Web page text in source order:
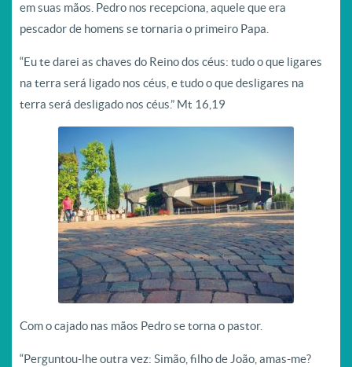
em suas mãos. Pedro nos recepciona, aquele que era
pescador de homens se tornaria o primeiro Papa.
“Eu te darei as chaves do Reino dos céus: tudo o que ligares
na terra será ligado nos céus, e tudo o que desligares na
terra será desligado nos céus.” Mt 16,19
Com o cajado nas mãos Pedro se torna o pastor.
“Perguntou-lhe outra vez: Simão, filho de João, amas-me?